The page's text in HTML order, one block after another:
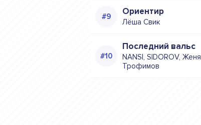
Ориентир
Лёша Свик
Последний вальс
NANSI, SIDOROV, Женя
Трофимов